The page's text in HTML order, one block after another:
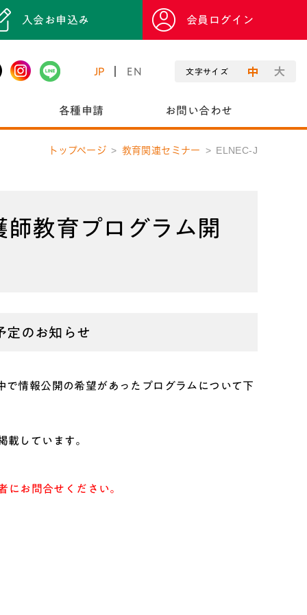
入会お申込み 会員ログイン
JP EN 文字サイズ
各種申請 お問い合わせ
トップページ 教育関連セミナー ELNEC-J
師教育プログラム開
定のお知らせ
で情報公開の希望があったプログラムについて下
載しています。
お問合せください。